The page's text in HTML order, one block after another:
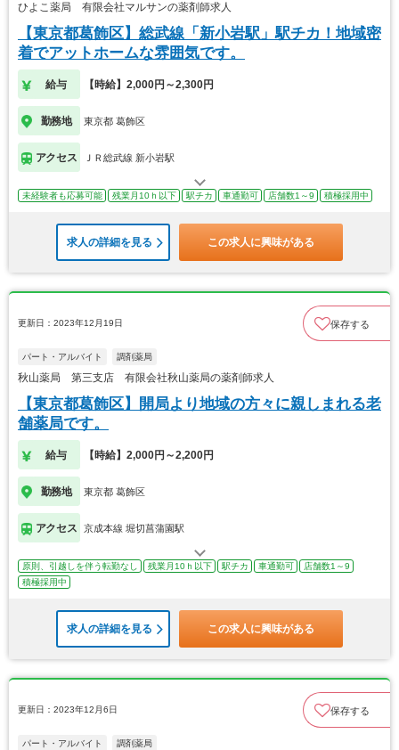
ひよこ薬局 有限会社マルサンの薬剤師求人
【東京都葛飾区】総武線「新小岩駅」駅チカ！地域密
着でアットホームな雰囲気です。
給与 【時給】2,000円～2,300円
勤務地 東京都 葛飾区
アクセス ＪＲ総武線 新小岩駅
未経験者も応募可能 残業月10ｈ以下 駅チカ 車通勤可 店舗数1～9 積極採用中
求人の詳細を見る この求人に興味がある
更新日：2023年12月19日 保存する
パート・アルバイト 調剤薬局
秋山薬局 第三支店 有限会社秋山薬局の薬剤師求人
【東京都葛飾区】開局より地域の方々に親しまれる老
舗薬局です。
給与 【時給】2,000円～2,200円
勤務地 東京都 葛飾区
アクセス 京成本線 堀切菖蒲園駅
原則、引越しを伴う転勤なし 残業月10ｈ以下 駅チカ 車通勤可
店舗数1～9
積極採用中
求人の詳細を見る この求人に興味がある
更新日：2023年12月6日 保存する
パート・アルバイト 調剤薬局